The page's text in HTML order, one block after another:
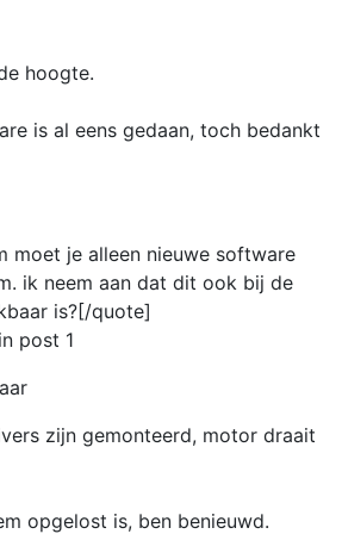
hoogte.
is al eens gedaan, toch bedankt
moet je alleen nieuwe software
ik neem aan dat dit ook bij de
is?[/quote]
post 1
zijn gemonteerd, motor draait
opgelost is, ben benieuwd.